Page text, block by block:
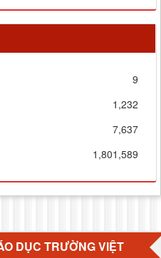
9
1,232
7,637
1,801,589
DỤC TRƯỜNG VIỆT